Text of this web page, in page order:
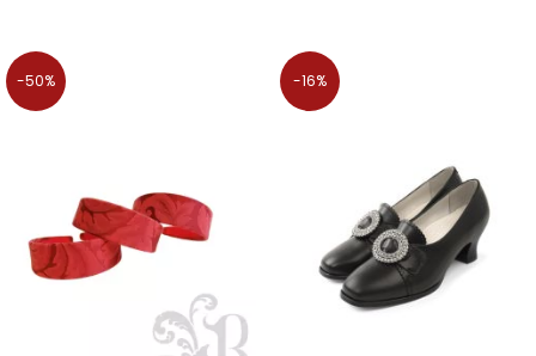
-50% -16%